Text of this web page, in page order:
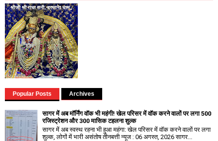
Popular Posts Archives
सागर में अब मॉर्निंग वॉक भी महंगी! खेल परिसर में वॉक करने वालों पर लगा ₹500
रजिस्ट्रेशन और ₹300 मासिक टहलना शुल्क
सागर में अब स्वस्थ रहना भी हुआ महंगा: खेल परिसर में वॉक करने वालों पर लगा
शुल्क, लोगों में भारी असंतोष तीनबत्ती न्यूज : 06 अगस्त, 2026 सागर...